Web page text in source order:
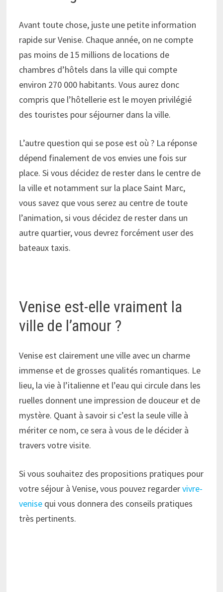
Avant toute chose, juste une petite information
rapide sur Venise. Chaque année, on ne compte
pas moins de 15 millions de locations de
chambres d’hôtels dans la ville qui compte
environ 270 000 habitants. Vous aurez donc
compris que l’hôtellerie est le moyen privilégié
des touristes pour séjourner dans la ville.
L’autre question qui se pose est où ? La réponse
dépend finalement de vos envies une fois sur
place. Si vous décidez de rester dans le centre de
la ville et notamment sur la place Saint Marc,
vous savez que vous serez au centre de toute
l’animation, si vous décidez de rester dans un
autre quartier, vous devrez forcément user des
bateaux taxis.
Venise est-elle vraiment la
ville de l’amour ?
Venise est clairement une ville avec un charme
immense et de grosses qualités romantiques. Le
lieu, la vie à l’italienne et l’eau qui circule dans les
ruelles donnent une impression de douceur et de
mystère. Quant à savoir si c’est la seule ville à
mériter ce nom, ce sera à vous de le décider à
travers votre visite.
Si vous souhaitez des propositions pratiques pour
votre séjour à Venise, vous pouvez regardervivre-
venise qui vous donnera des conseils pratiques
très pertinents.